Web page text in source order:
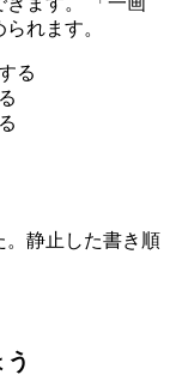
れます。
る
。静止した書き順